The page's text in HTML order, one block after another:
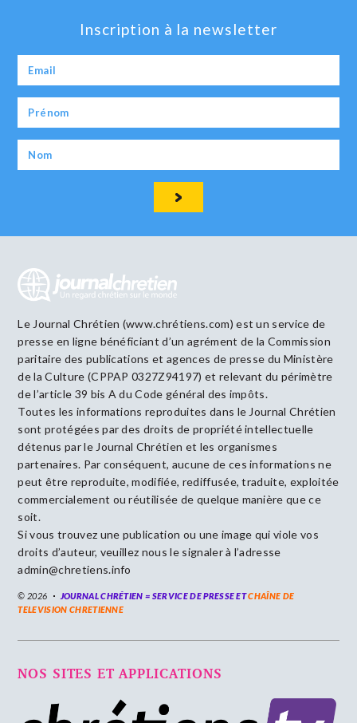
Inscription à la newsletter
Le Journal Chrétien (www.chrétiens.com) est un service de
presse en ligne bénéficiant d’un agrément de la Commission
paritaire des publications et agences de presse du Ministère
de la Culture (CPPAP 0327Z94197) et relevant du périmètre
de l’article 39 bis A du Code général des impôts.
Toutes les informations reproduites dans le Journal Chrétien
sont protégées par des droits de propriété intellectuelle
détenus par le Journal Chrétien et les organismes
partenaires. Par conséquent, aucune de ces informations ne
peut être reproduite, modifiée, rediffusée, traduite, exploitée
commercialement ou réutilisée de quelque manière que ce
soit.
Si vous trouvez une publication ou une image qui viole vos
droits d’auteur, veuillez nous le signaler à l’adresse
admin@chretiens.info
© 2026 JOURNAL CHRÉTIEN = SERVICE DE PRESSE ETCHAÎNE DE
TELEVISION CHRETIENNE
NOS SITES ET APPLICATIONS